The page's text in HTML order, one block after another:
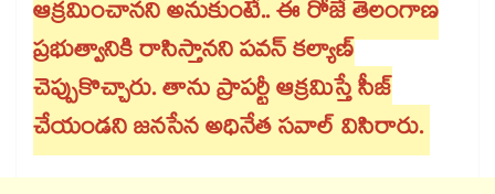
ఆక్రమించానని అనుకుంటే.. ఈ రోజే తెలంగాణ
ప్రభుత్వానికి రాసిస్తానని పవన్ కల్యాణ్
చెప్పుకొచ్చారు. తాను ప్రాపర్టీ ఆక్రమిస్తే సీజ్‌
చేయండని జనసేన అధినేత సవాల్ విసిరారు.